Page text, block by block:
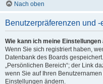
Nach oben
Benutzerpräferenzen und
Wie kann ich meine Einstellungen
Wenn Sie sich registriert haben,
Datenbank des Boards
„Persönlichen Bereich“; der Link
wenn Sie auf Ihren
Einstellungen ändern.